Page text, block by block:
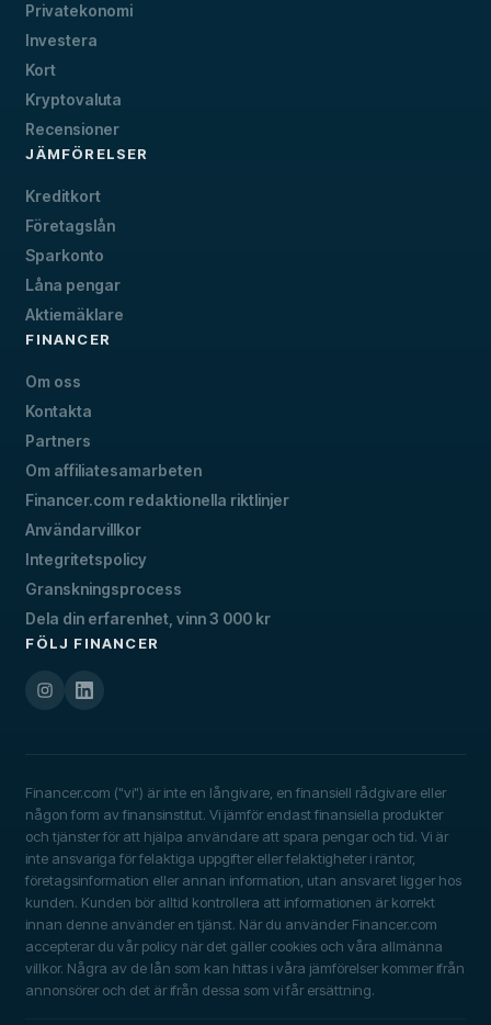
Privatekonomi
Investera
Kort
Kryptovaluta
Recensioner
JÄMFÖRELSER
Kreditkort
Företagslån
Sparkonto
Låna pengar
Aktiemäklare
FINANCER
Om oss
Kontakta
Partners
Om affiliatesamarbeten
Financer.com redaktionella riktlinjer
Användarvillkor
Integritetspolicy
Granskningsprocess
Dela din erfarenhet, vinn 3 000 kr
FÖLJ FINANCER
Financer.com ("vi") är inte en långivare, en finansiell rådgivare eller
någon form av finansinstitut. Vi jämför endast finansiella produkter
och tjänster för att hjälpa användare att spara pengar och tid. Vi är
inte ansvariga för felaktiga uppgifter eller felaktigheter i räntor,
företagsinformation eller annan information, utan ansvaret ligger hos
kunden. Kunden bör alltid kontrollera att informationen är korrekt
innan denne använder en tjänst. När du använder Financer.com
accepterar du vår policy när det gäller cookies och våra allmänna
villkor. Några av de lån som kan hittas i våra jämförelser kommer ifrån
annonsörer och det är ifrån dessa som vi får ersättning.